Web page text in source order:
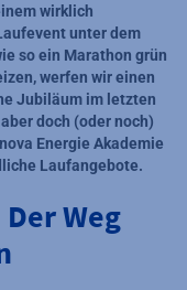
wirklich
unter dem
so ein Marathon grün
werfen wir einen
Jubiläum im letzten
doch (oder noch)
Energie Akademie
Laufangebote.
Weg